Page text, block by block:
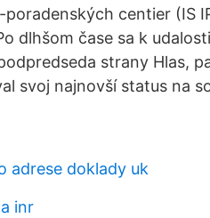
centier (IS
dlhšom čase sa k
strany Hlas,
svoj najnovší status na
adrese doklady uk
inr